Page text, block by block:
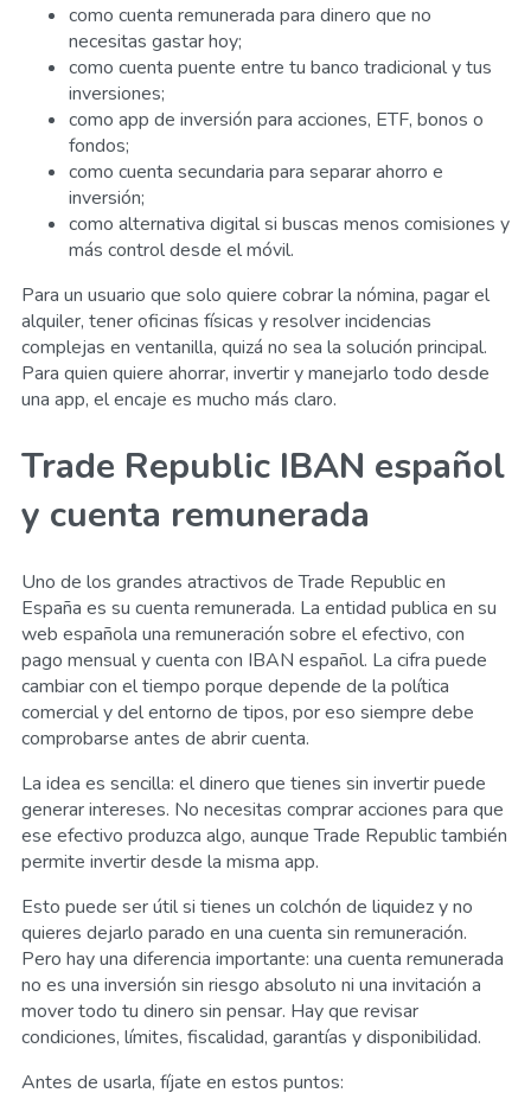
como cuenta remunerada para dinero que no
necesitas gastar hoy;
como cuenta puente entre tu banco tradicional y tus
inversiones;
como app de inversión para acciones, ETF, bonos o
fondos;
como cuenta secundaria para separar ahorro e
inversión;
como alternativa digital si buscas menos comisiones y
más control desde el móvil.
Para un usuario que solo quiere cobrar la nómina, pagar el
alquiler, tener oficinas físicas y resolver incidencias
complejas en ventanilla, quizá no sea la solución principal.
Para quien quiere ahorrar, invertir y manejarlo todo desde
una app, el encaje es mucho más claro.
Trade Republic IBAN español
y cuenta remunerada
Uno de los grandes atractivos de Trade Republic en
España es su cuenta remunerada. La entidad publica en su
web española una remuneración sobre el efectivo, con
pago mensual y cuenta con IBAN español. La cifra puede
cambiar con el tiempo porque depende de la política
comercial y del entorno de tipos, por eso siempre debe
comprobarse antes de abrir cuenta.
La idea es sencilla: el dinero que tienes sin invertir puede
generar intereses. No necesitas comprar acciones para que
ese efectivo produzca algo, aunque Trade Republic también
permite invertir desde la misma app.
Esto puede ser útil si tienes un colchón de liquidez y no
quieres dejarlo parado en una cuenta sin remuneración.
Pero hay una diferencia importante: una cuenta remunerada
no es una inversión sin riesgo absoluto ni una invitación a
mover todo tu dinero sin pensar. Hay que revisar
condiciones, límites, fiscalidad, garantías y disponibilidad.
Antes de usarla, fíjate en estos puntos: